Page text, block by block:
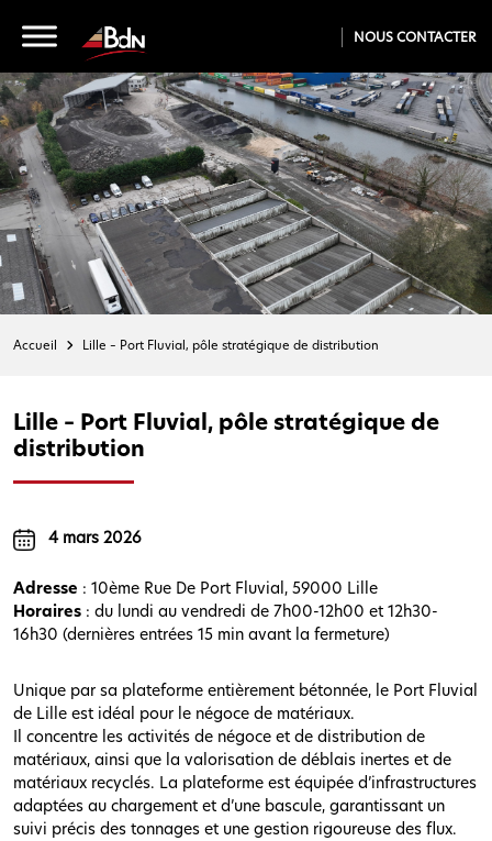
NOUS CONTACTER
Accueil Lille – Port Fluvial, pôle stratégique de distribution
Lille – Port Fluvial, pôle stratégique de
distribution
4 mars 2026
Adresse : 10ème Rue De Port Fluvial, 59000 Lille
Horaires : du lundi au vendredi de 7h00-12h00 et 12h30-
16h30 (dernières entrées 15 min avant la fermeture)
Unique par sa plateforme entièrement bétonnée, le Port Fluvial
de Lille est idéal pour le négoce de matériaux.
Il concentre les activités de négoce et de distribution de
matériaux, ainsi que la valorisation de déblais inertes et de
matériaux recyclés. La plateforme est équipée d’infrastructures
adaptées au chargement et d’une bascule, garantissant un
suivi précis des tonnages et une gestion rigoureuse des flux.